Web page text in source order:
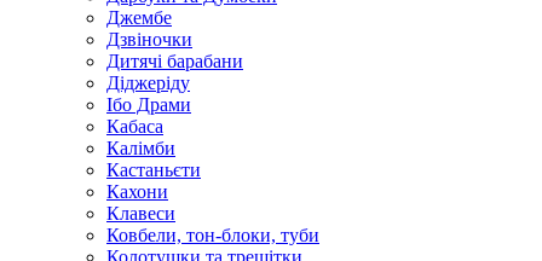
Джембе
Дзвіночки
Дитячі барабани
Діджеріду
Ібо Драми
Кабаса
Калімби
Кастаньєти
Кахони
Клавеси
Ковбели, тон-блоки, туби
Колотушки та трещітки